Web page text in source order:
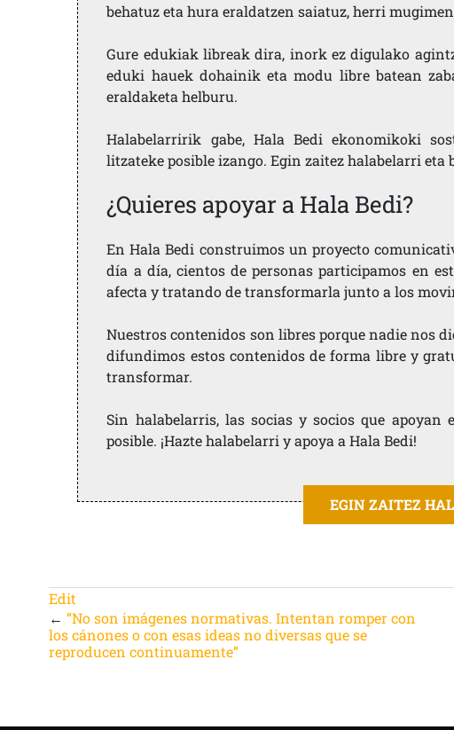
behatuz eta hura eraldatzen saiatuz, herri
Gure edukiak libreak dira, inork ez digulako
eduki hauek dohainik eta modu libre batean
eraldaketa helburu.
Halabelarririk gabe, Hala Bedi ekonomikoki
litzateke posible izango. Egin zaitez halabelarri eta
¿Quieres apoyar a Hala Bedi?
En Hala Bedi construimos un proyecto
día a día, cientos de personas participamos en
afecta y tratando de transformarla junto a los
Nuestros contenidos son libres porque nadie nos
difundimos estos contenidos de forma libre y
transformar.
Sin halabelarris, las socias y socios que apoyan
posible. ¡Hazte halabelarri y apoya a Hala Bedi!
EGIN ZAITEZ
Edit
←“No son imágenes normativas. Intentan romper con
los cánones o con esas ideas no diversas que se
reproducen continuamente”